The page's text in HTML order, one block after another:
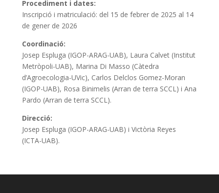
Procediment i dates:
Inscripció i matriculació: del 15 de febrer de 2025 al 14
de gener de 2026
Coordinació:
Josep Espluga (IGOP-ARAG-UAB), Laura Calvet (Institut
Metròpoli-UAB), Marina Di Masso (Càtedra
d’Agroecologia-UVic), Carlos Delclos Gomez-Moran
(IGOP-UAB), Rosa Binimelis (Arran de terra SCCL) i Ana
Pardo (Arran de terra SCCL).
Direcció:
Josep Espluga (IGOP-ARAG-UAB) i Victòria Reyes
(ICTA-UAB).